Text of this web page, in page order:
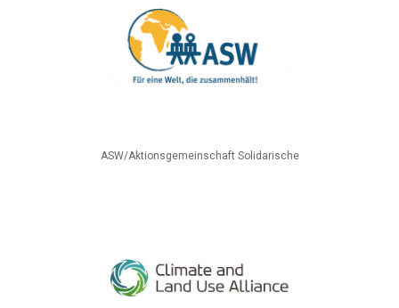
ASW/Aktionsgemeinschaft Solidarische